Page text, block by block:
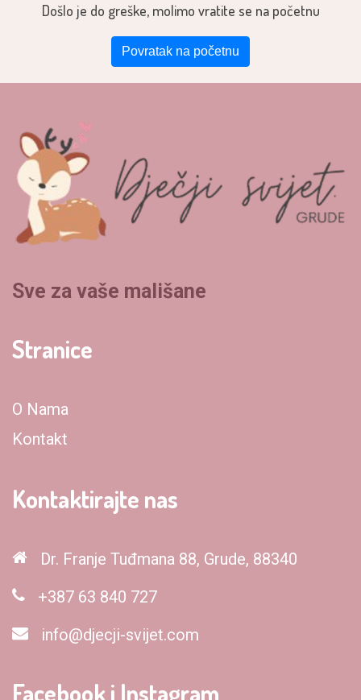
Došlo je do greške, molimo vratite se na početnu
Povratak na početnu
Sve za vaše mališane
Stranice
O Nama
Kontakt
Kontaktirajte nas
Dr. Franje Tuđmana 88, Grude, 88340
+387 63 840 727
info@djecji-svijet.com
Facebook i Instagram